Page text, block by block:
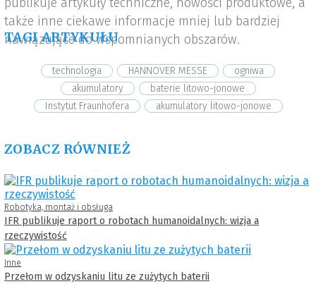
także inne ciekawe informacje mniej lub bardziej
nawiązujące do wspomnianych obszarów.
TAGI ARTYKUŁU
technologia HANNOVER MESSE
ogniwa
akumulatory
baterie litowo-jonowe
Instytut Fraunhofera
akumulatory litowo-jonowe
ZOBACZ RÓWNIEŻ
Robotyka, montaż i obsługa
IFR publikuje raport o robotach humanoidalnych: wizja a
rzeczywistość
Inne
Przełom w odzyskaniu litu ze zużytych baterii